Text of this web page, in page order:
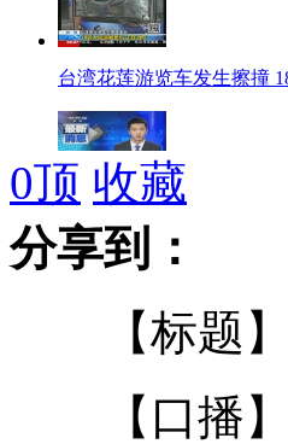
台湾花莲游览车发生擦撞
联合国称化武调查指向叙反
俄4名游客在张家界违规
0顶 收藏
分享到：
【标题】
【口播】